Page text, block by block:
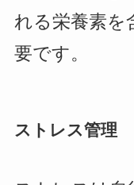
れる栄養素を
要です。
ストレス管理